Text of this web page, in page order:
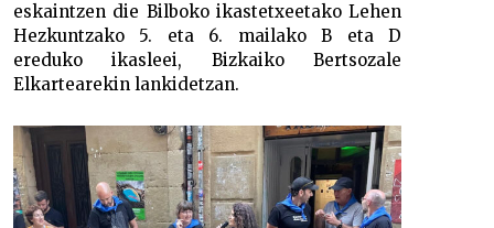
eskaintzen die Bilboko ikastetxeetako Lehen
Hezkuntzako 5. eta 6. mailako B eta D
ereduko ikasleei, Bizkaiko Bertsozale
Elkartearekin lankidetzan.